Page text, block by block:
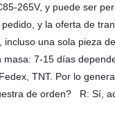
265V, y puede ser
y la oferta de
una sola pieza
7-15 días
TNT. Por lo
de orden? R: Sí,